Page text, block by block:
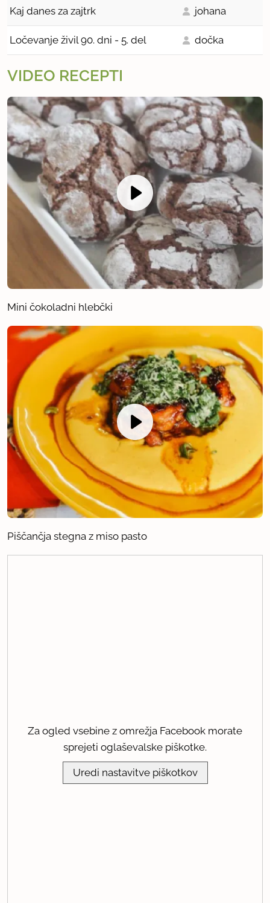
Kaj danes za zajtrk johana
Ločevanje živil 90. dni - 5. del dočka
VIDEO RECEPTI
Mini čokoladni hlebčki
Piščančja stegna z miso pasto
Za ogled vsebine z omrežja Facebook morate
sprejeti oglaševalske piškotke.
Uredi nastavitve piškotkov